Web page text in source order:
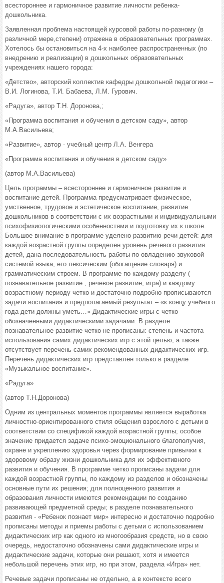
всестороннее и гармоничное развитие личности ребенка-
дошкольника.
Заявленная проблема настоящей курсовой работы по-разному (в
различной мере,степени) отражена в образовательных программах.
Хотелось бы остановиться на 4-х наиболее распространенных (по
внедрению и реализации) в дошкольных образовательных
учреждениях нашего города:
«Детство», авторский коллектив кафедры дошкольной педагогики –
В.И. Логинова, Т.И. Бабаева, Л.М. Гурович.
«Радуга», автор Т.Н. Доронова,;
«Программа воспитания и обучения в детском саду», автор
М.А.Васильева;
«Развитие», автор - учебный центр Л.А. Венгера
«Программа воспитания и обучения в детском саду»
(автор М.А.Васильева)
Цель программы – всестороннее и гармоничное развитие и
воспитание детей. Программа предусматривает физическое,
умственное, трудовое и эстетическое воспитание, развитие
дошкольников в соответствии с их возрастными и индивидуальными
психофизиологическими особенностями и подготовку их к школе.
Большое внимание в программе уделено развитию речи детей: для
каждой возрастной группы определен уровень речевого развития
детей, дана последовательность работы по овладению звуковой
системой языка, его лексическим (обогащение словаря) и
грамматическим строем. В программе по каждому разделу (
познавательное развитие , речевое развитие, игра) и каждому
возрастному периоду четко и достаточно подробно прописываются
задачи воспитания и предполагаемый результат – «к концу учебного
года дети должны уметь…» Дидактические игры с четко
обозначенными дидактическими задачами. В разделе
познавательное развитие четко не прописаны: степень и частота
использования самих дидактических игр с этой целью, а также
отсутствует перечень самих рекомендованных дидактических игр.
Перечень дидактических игр представлен только в разделе
«Музыкальное воспитание».
«Радуга»
(автор Т.Н.Доронова)
Одним из центральных моментов программы является выработка
личностно-ориентированного стиля общения взрослого с детьми в
соответствии со спецификой каждой возрастной группы; особое
значение придается задаче психо-эмоционального благополучия,
охране и укреплению здоровья через формирование привычки к
здоровому образу жизни дошкольника для их эффективного
развития и обучения. В программе четко прописаны задачи для
каждой возрастной группы, по каждому из разделов и обозначены
основные пути их решения; для полноценного развития и
образования личности имеются рекомендации по созданию
развивающей предметной среды; в разделе познавательного
развития - «Ребенок познает мир» интересно и достаточно подробно
прописаны методы и приемы работы с детьми с использованием
дидактических игр как одного из многообразия средств, но в свою
очередь, недостаточно обозначены сами дидактические игры и
дидактические задачи, которые они решают, хотя и имеется
небольшой перечень этих игр, но при этом, раздела «Игра» нет.
Речевые задачи прописаны не отдельно, а в контексте всего